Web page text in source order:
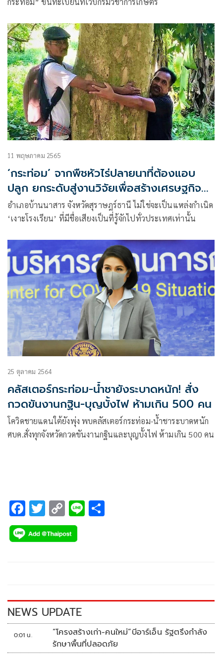
11 พฤษภาคม 2565
‘กระท่อม’ จากพืชหัวไร่ปลายนาที่ต้องแอบ
ปลูก ยกระดับสู่งานวิจัยเพื่อสร้างเศรษฐกิจ
ชุมชน
อำเภอบ้านนาสาร จังหวัดสุราษฎร์ธานี ไม่ใช่จะเป็นแหล่งกำเนิด
‘เงาะโรงเรียน’ ที่มีชื่อเสียงเป็นที่รู้จักไปทั่วประเทศเท่านั้น
25 ตุลาคม 2564
คลัสเตอร์กระท่อม-น้ำชายังระบาดหนัก! สั่ง
กวดขันงานกฐิน-บุญบั้งไฟ ห้ามเกิน 500 คน
โควิดชายแดนใต้ยังพุ่ง พบคลัสเตอร์กระท่อม-น้ำชาระบาดหนัก
ศบค.สั่งทุกจังหวัดกวดขันงานกฐินและบุญบั้งไฟ ห้ามเกิน 500 คน
F
ac
e
k
T
wi
tt
C
o
p
k
Li
NEWS UPDATE
0:01 น.
“โครงสร้างเก่า-คนใหม่”บีอาร์เอ็น รัฐตรึงกำลัง
รักษาพื้นที่ปลอดภัย